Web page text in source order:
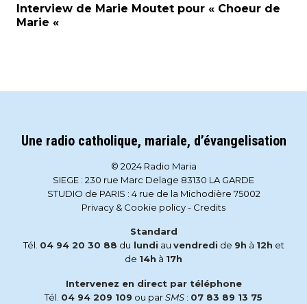
Interview de Marie Moutet pour « Choeur de
Marie «
Une radio catholique, mariale, d’évangelisation
© 2024 Radio Maria
SIEGE : 230 rue Marc Delage 83130 LA GARDE
STUDIO de PARIS : 4 rue de la Michodière 75002
Privacy & Cookie policy- Credits
Standard
Tél. 04 94 20 30 88 du lundi au vendredi de 9h à 12h et
de 14h à 17h
Intervenez en direct par téléphone
Tél. 04 94 209 109 ou parSMS : 07 83 89 13 75